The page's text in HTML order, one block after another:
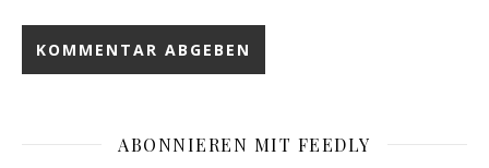
ABONNIEREN MIT FEEDLY